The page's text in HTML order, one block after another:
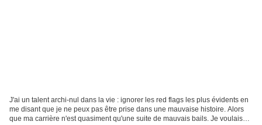
J'ai un talent archi-nul dans la vie : ignorer les red flags les plus évidents en
me disant que je ne peux pas être prise dans une mauvaise histoire. Alors
que ma carrière n'est quasiment qu'une suite de mauvais bails. Je voulais